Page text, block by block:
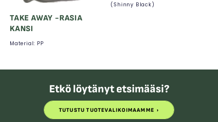
TAKE AWAY -RASIA
KANSI
Material: PP
(Shinny Black)
Etkö löytänyt etsimääsi?
TUTUSTU TUOTEVALIKOIMAAMME
TUTUSTU TUOTEVALIKOIMAAMME